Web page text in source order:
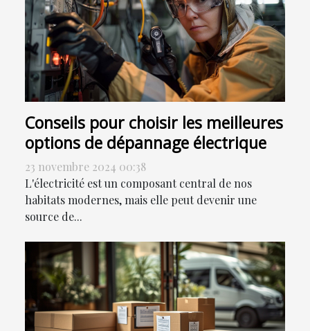
Conseils pour choisir les meilleures
options de dépannage électrique
23 novembre 2024 00:38
L'électricité est un composant central de nos
habitats modernes, mais elle peut devenir une
source de...